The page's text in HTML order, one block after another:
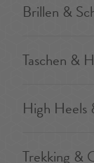
Brillen &
Taschen &
High Heels
Trekking &